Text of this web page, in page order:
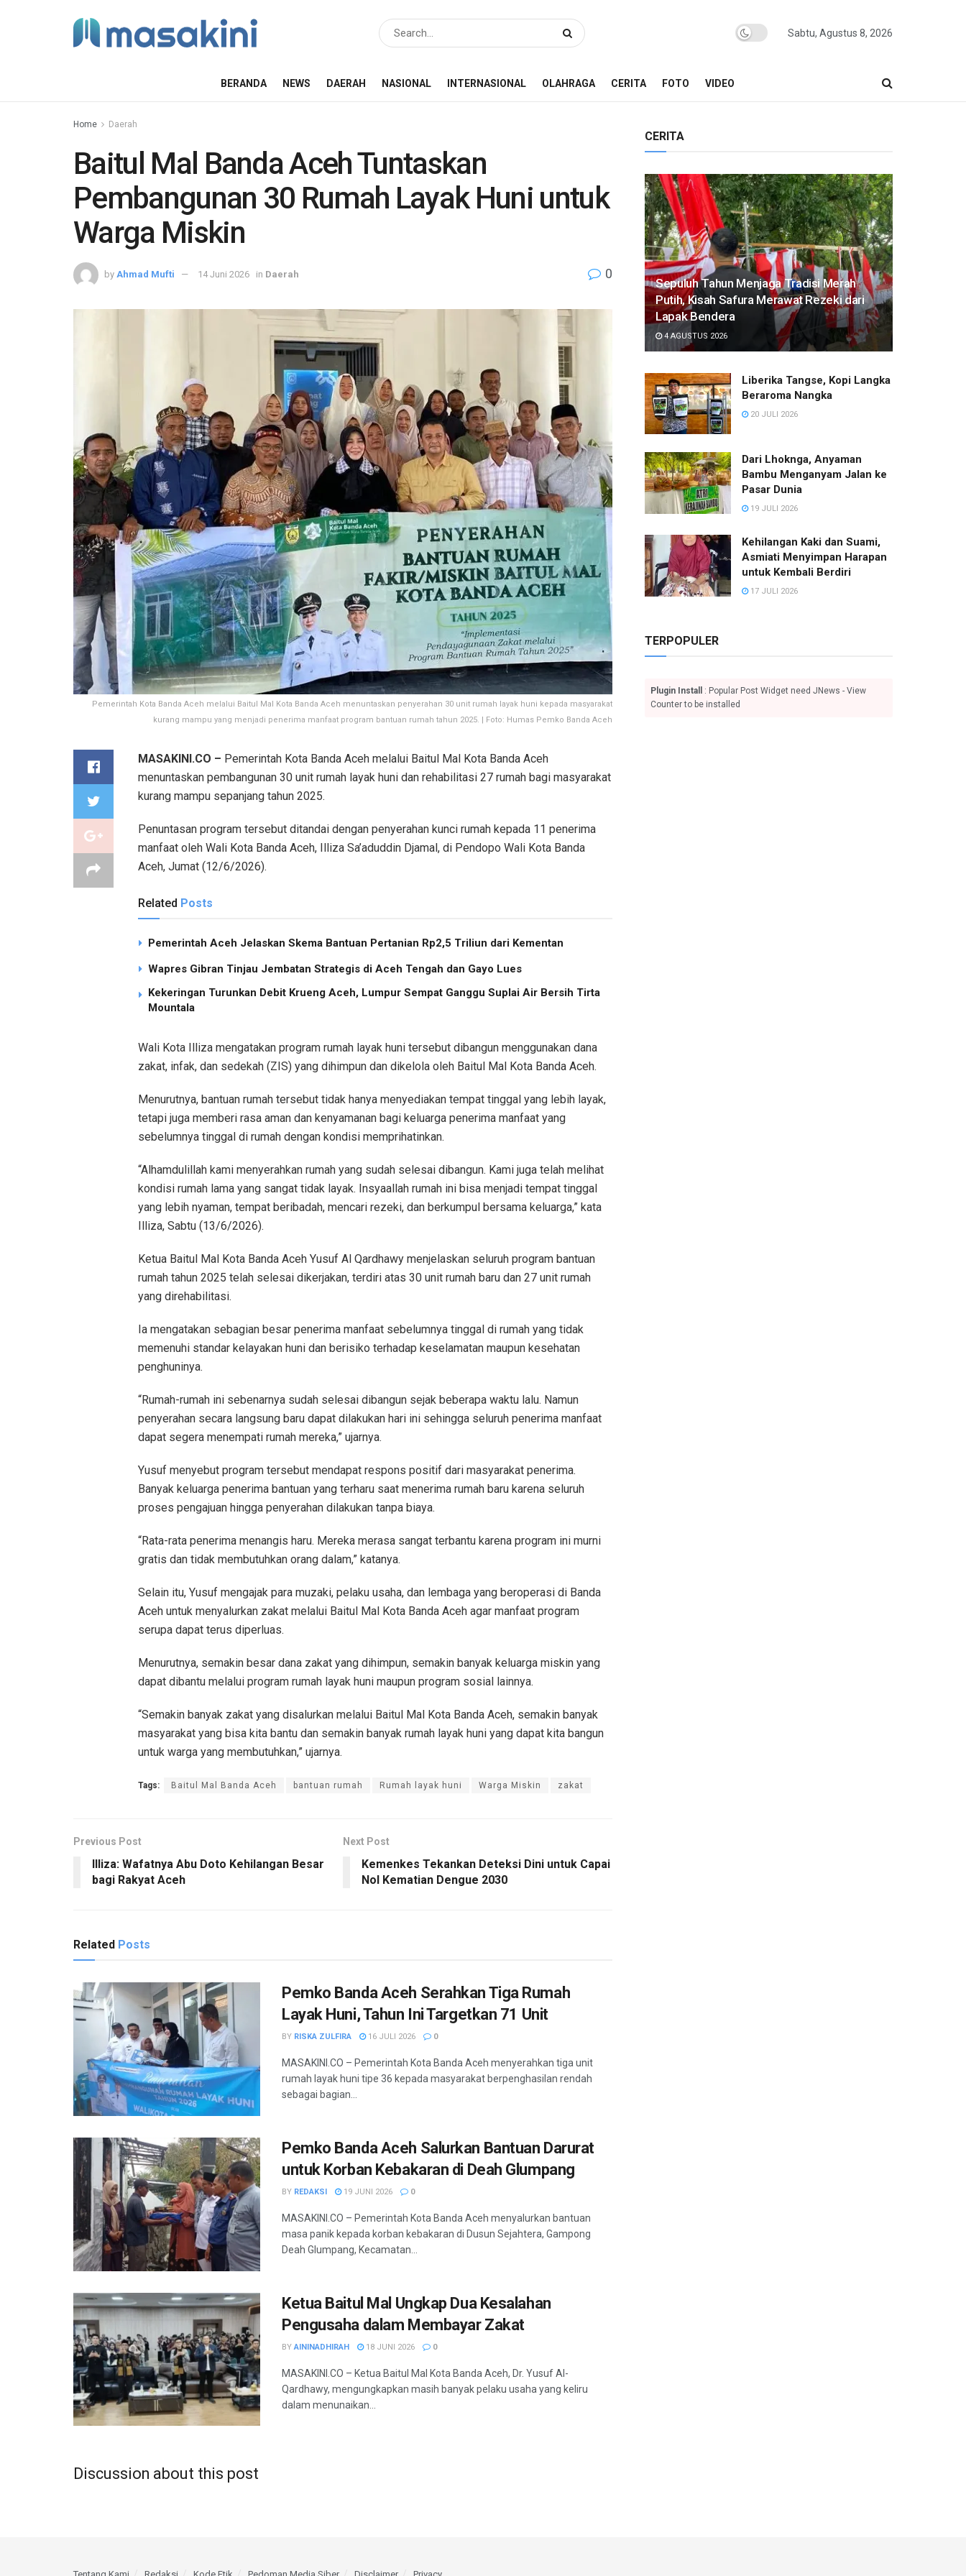
Sabtu, Agustus 8, 2026
BERANDA NEWS DAERAH NASIONAL INTERNASIONAL OLAHRAGA CERITA FOTO VIDEO
Home Daerah
Baitul Mal Banda Aceh Tuntaskan
Pembangunan 30 Rumah Layak Huni untuk
Warga Miskin
by Ahmad Mufti 14 Juni 2026 in Daerah 0
Pemerintah Kota Banda Aceh melalui Baitul Mal Kota Banda Aceh menuntaskan penyerahan 30 unit rumah layak huni kepada masyarakat
kurang mampu yang menjadi penerima manfaat program bantuan rumah tahun 2025. | Foto: Humas Pemko Banda Aceh
MASAKINI.CO – Pemerintah Kota Banda Aceh melalui Baitul Mal Kota Banda Aceh
menuntaskan pembangunan 30 unit rumah layak huni dan rehabilitasi 27 rumah bagi masyarakat
kurang mampu sepanjang tahun 2025.
Penuntasan program tersebut ditandai dengan penyerahan kunci rumah kepada 11 penerima
manfaat oleh Wali Kota Banda Aceh, Illiza Sa’aduddin Djamal, di Pendopo Wali Kota Banda
Aceh, Jumat (12/6/2026).
Related Posts
Pemerintah Aceh Jelaskan Skema Bantuan Pertanian Rp2,5 Triliun dari Kementan
Wapres Gibran Tinjau Jembatan Strategis di Aceh Tengah dan Gayo Lues
Kekeringan Turunkan Debit Krueng Aceh, Lumpur Sempat Ganggu Suplai Air Bersih Tirta
Mountala
Wali Kota Illiza mengatakan program rumah layak huni tersebut dibangun menggunakan dana
zakat, infak, dan sedekah (ZIS) yang dihimpun dan dikelola oleh Baitul Mal Kota Banda Aceh.
Menurutnya, bantuan rumah tersebut tidak hanya menyediakan tempat tinggal yang lebih layak,
tetapi juga memberi rasa aman dan kenyamanan bagi keluarga penerima manfaat yang
sebelumnya tinggal di rumah dengan kondisi memprihatinkan.
“Alhamdulillah kami menyerahkan rumah yang sudah selesai dibangun. Kami juga telah melihat
kondisi rumah lama yang sangat tidak layak. Insyaallah rumah ini bisa menjadi tempat tinggal
yang lebih nyaman, tempat beribadah, mencari rezeki, dan berkumpul bersama keluarga,” kata
Illiza, Sabtu (13/6/2026).
Ketua Baitul Mal Kota Banda Aceh Yusuf Al Qardhawy menjelaskan seluruh program bantuan
rumah tahun 2025 telah selesai dikerjakan, terdiri atas 30 unit rumah baru dan 27 unit rumah
yang direhabilitasi.
Ia mengatakan sebagian besar penerima manfaat sebelumnya tinggal di rumah yang tidak
memenuhi standar kelayakan huni dan berisiko terhadap keselamatan maupun kesehatan
penghuninya.
“Rumah-rumah ini sebenarnya sudah selesai dibangun sejak beberapa waktu lalu. Namun
penyerahan secara langsung baru dapat dilakukan hari ini sehingga seluruh penerima manfaat
dapat segera menempati rumah mereka,” ujarnya.
Yusuf menyebut program tersebut mendapat respons positif dari masyarakat penerima.
Banyak keluarga penerima bantuan yang terharu saat menerima rumah baru karena seluruh
proses pengajuan hingga penyerahan dilakukan tanpa biaya.
“Rata-rata penerima menangis haru. Mereka merasa sangat terbantu karena program ini murni
gratis dan tidak membutuhkan orang dalam,” katanya.
Selain itu, Yusuf mengajak para muzaki, pelaku usaha, dan lembaga yang beroperasi di Banda
Aceh untuk menyalurkan zakat melalui Baitul Mal Kota Banda Aceh agar manfaat program
serupa dapat terus diperluas.
Menurutnya, semakin besar dana zakat yang dihimpun, semakin banyak keluarga miskin yang
dapat dibantu melalui program rumah layak huni maupun program sosial lainnya.
“Semakin banyak zakat yang disalurkan melalui Baitul Mal Kota Banda Aceh, semakin banyak
masyarakat yang bisa kita bantu dan semakin banyak rumah layak huni yang dapat kita bangun
untuk warga yang membutuhkan,” ujarnya.
Tags: Baitul Mal Banda Aceh bantuan rumah Rumah layak huni Warga Miskin zakat
Previous Post
Illiza: Wafatnya Abu Doto Kehilangan Besar
bagi Rakyat Aceh
Next Post
Kemenkes Tekankan Deteksi Dini untuk Capai
Nol Kematian Dengue 2030
Related Posts
Pemko Banda Aceh Serahkan Tiga Rumah
Layak Huni, Tahun Ini Targetkan 71 Unit
BY RISKA ZULFIRA 16 JULI 2026 0
MASAKINI.CO – Pemerintah Kota Banda Aceh menyerahkan tiga unit
rumah layak huni tipe 36 kepada masyarakat berpenghasilan rendah
sebagai bagian...
Pemko Banda Aceh Salurkan Bantuan Darurat
untuk Korban Kebakaran di Deah Glumpang
BY REDAKSI 19 JUNI 2026 0
MASAKINI.CO – Pemerintah Kota Banda Aceh menyalurkan bantuan
masa panik kepada korban kebakaran di Dusun Sejahtera, Gampong
Deah Glumpang, Kecamatan...
Ketua Baitul Mal Ungkap Dua Kesalahan
Pengusaha dalam Membayar Zakat
BY AININADHIRAH 18 JUNI 2026 0
MASAKINI.CO – Ketua Baitul Mal Kota Banda Aceh, Dr. Yusuf Al-
Qardhawy, mengungkapkan masih banyak pelaku usaha yang keliru
dalam menunaikan...
Discussion about this post
CERITA
Sepuluh Tahun Menjaga Tradisi Merah
Putih, Kisah Safura Merawat Rezeki dari
Lapak Bendera
4 AGUSTUS 2026
Liberika Tangse, Kopi Langka
Beraroma Nangka
20 JULI 2026
Dari Lhoknga, Anyaman
Bambu Menganyam Jalan ke
Pasar Dunia
19 JULI 2026
Kehilangan Kaki dan Suami,
Asmiati Menyimpan Harapan
untuk Kembali Berdiri
17 JULI 2026
TERPOPULER
Plugin Install
: Popular Post Widget need JNews - View
Counter to be installed